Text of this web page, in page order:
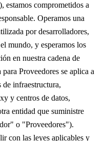
comprometidos a
Operamos una
por desarrolladores,
mundo, y esperamos los
en nuestra cadena de
Proveedores se aplica a
de infraestructura,
y centros de datos,
entidad que suministre
o "Proveedores").
con las leyes aplicables y